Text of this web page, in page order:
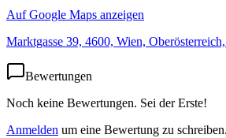
Auf Google Maps anzeigen
Marktgasse 39, 4600, Wien,
Bewertungen
Noch keine Bewertungen. Sei der Erste!
Anmelden um eine Bewertung zu schreiben.